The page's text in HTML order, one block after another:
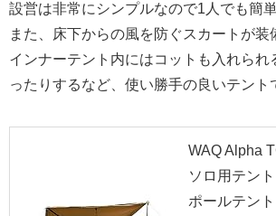
設営は非常にシンプルなので1人でも簡
また、床下からの風を防ぐスカートが装
インナーテント内にはコットも入れられ
ったりするなど、使い勝手の良いテント
WAQ Alpha
ソロ用テン
ポールテント